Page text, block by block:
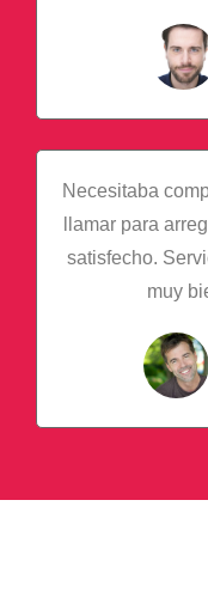
Necesitaba
llamar para
satisfecho.
muy